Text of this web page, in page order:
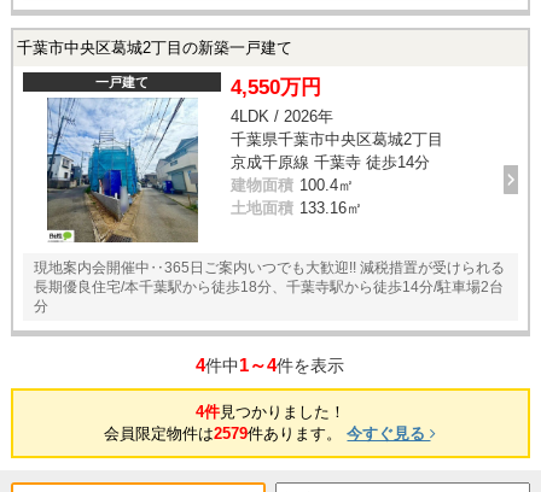
千葉市中央区葛城2丁目の新築一戸建て
一戸建て 4,550万円
4LDK / 2026年
千葉県千葉市中央区葛城2丁目
京成千原線 千葉寺 徒歩14分
建物面積 100.4㎡
土地面積 133.16㎡
現地案内会開催中‥365日ご案内いつでも大歓迎!! 減税措置が受けられる
長期優良住宅/本千葉駅から徒歩18分、千葉寺駅から徒歩14分/駐車場2台
分
4件中1～4件を表示
4件見つかりました！
会員限定物件は2579件あります。今すぐ見る